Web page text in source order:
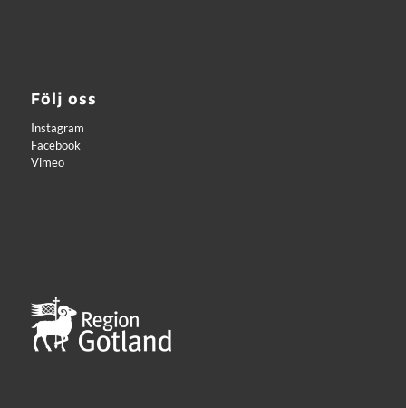
Följ oss
Instagram
Facebook
Vimeo